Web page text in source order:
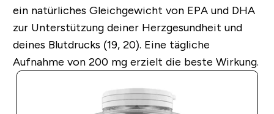
ein natürliches Gleichgewicht von EPA und DHA
zur Unterstützung deiner Herzgesundheit und
deines Blutdrucks (19, 20). Eine tägliche
Aufnahme von 200 mg erzielt die beste Wirkung.